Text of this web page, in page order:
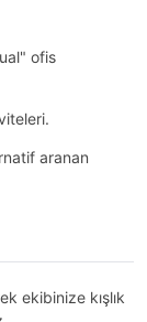
ofis
aranan
ekibinize kışlık